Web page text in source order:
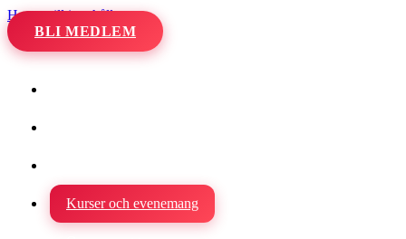
Hoppa till innehåll
BLI MEDLEM
Kurser och evenemang